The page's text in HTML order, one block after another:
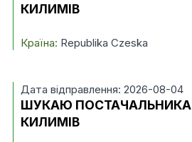
КИЛИМІВ
Країна: Republika Czeska
Дата відправлення: 2026-08-04
ШУКАЮ ПОСТАЧАЛЬНИКА
КИЛИМІВ